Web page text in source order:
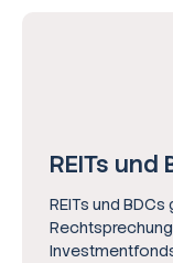
REITs und
REITs und